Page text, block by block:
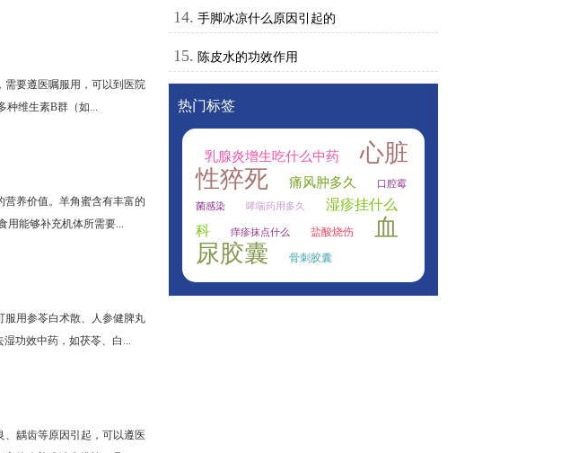
需要遵医嘱服用，可以到医院
种维生素B群（如...
养价值。羊角蜜含有丰富的
用能够补充机体所需要...
服用参苓白术散、人参健脾丸
功效中药，如茯苓、白...
龋齿等原因引起，可以遵医
14. 手脚冰凉什么原因引起的
15. 陈皮水的功效作用
热门标签
乳腺炎增生吃什么中药
心脏
性猝死
痛风肿多久 口腔霉
菌感染 哮喘药用多久
湿疹挂什么
科
痒疹抹点什么 盐酸烧伤
血
尿胶囊
骨刺胶囊